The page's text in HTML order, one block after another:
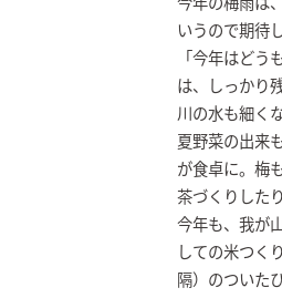
いうので期待
「今年はど
は、しっかり
川の水も細く
夏野菜の出来
が食卓に。梅
茶づくりした
今年も、我が
しての米つく
隔）のついた